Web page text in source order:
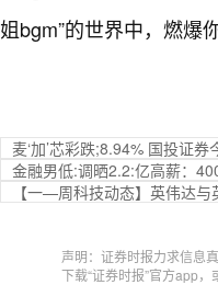
姐bgm”的世界中，燃爆
麦‘加’芯彩跌;8.94% 国投证
金融男低:调晒2.2:亿高薪：
【一—周科技动态】​​英伟达
声明：证券时报力求信息
下载“证券时报”官方app